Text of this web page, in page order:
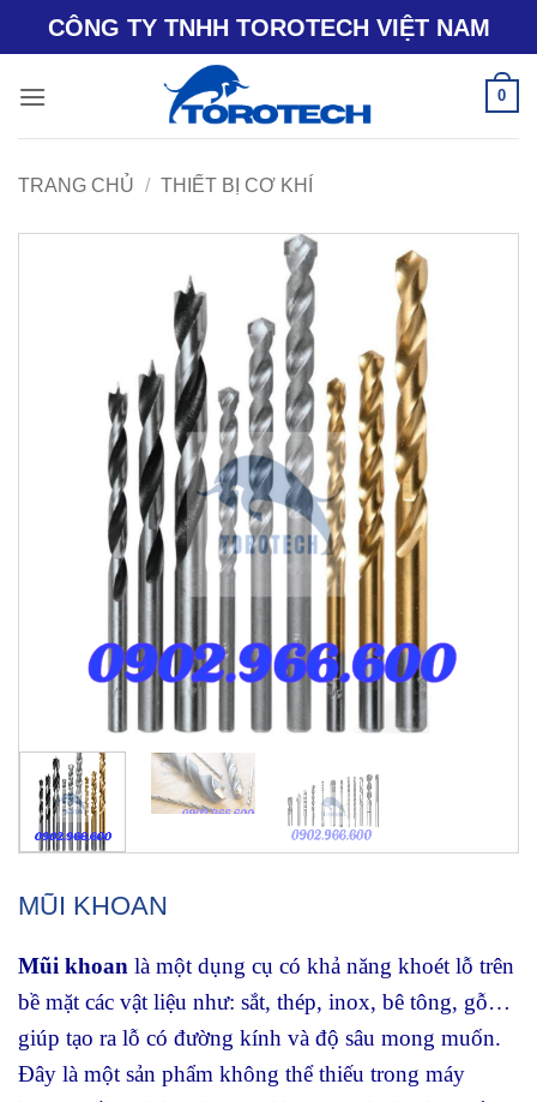
dung
CÔNG TY TNHH TOROTECH VIỆT NAM
0
TRANG CHỦ / THIẾT BỊ CƠ KHÍ
MŨI KHOAN
Mũi khoan là một dụng cụ có khả năng khoét lỗ trên
bề mặt các vật liệu như: sắt, thép, inox, bê tông, gỗ…
giúp tạo ra lỗ có đường kính và độ sâu mong muốn.
Đây là một sản phẩm không thể thiếu trong máy